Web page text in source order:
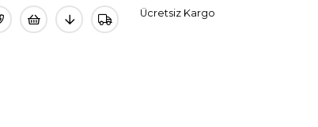
Ücretsiz Kargo